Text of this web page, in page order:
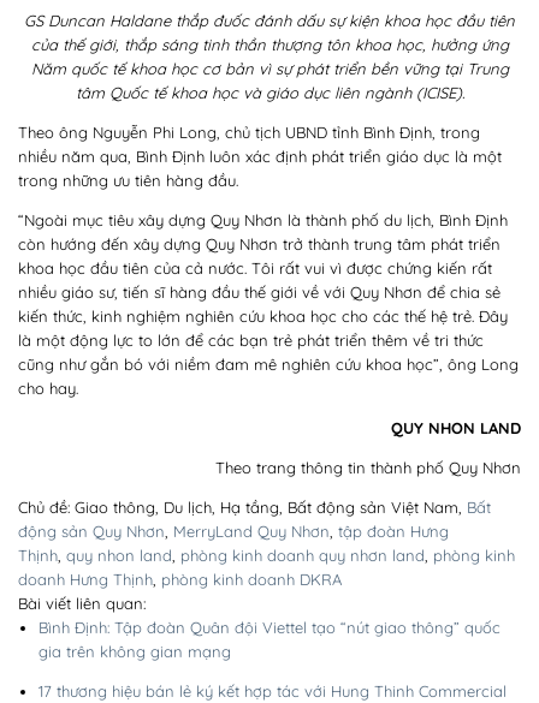
GS Duncan Haldane thắp đuốc đánh dấu sự kiện khoa học đầu tiên
của thế giới, thắp sáng tinh thần thượng tôn khoa học, hưởng ứng
Năm quốc tế khoa học cơ bản vì sự phát triển bền vững tại Trung
tâm Quốc tế khoa học và giáo dục liên ngành (ICISE).
Theo ông Nguyễn Phi Long, chủ tịch UBND tỉnh Bình Định, trong
nhiều năm qua, Bình Định luôn xác định phát triển giáo dục là một
trong những ưu tiên hàng đầu.
“Ngoài mục tiêu xây dựng Quy Nhơn là thành phố du lịch, Bình Định
còn hướng đến xây dựng Quy Nhơn trở thành trung tâm phát triển
khoa học đầu tiên của cả nước. Tôi rất vui vì được chứng kiến rất
nhiều giáo sư, tiến sĩ hàng đầu thế giới về với Quy Nhơn để chia sẻ
kiến thức, kinh nghiệm nghiên cứu khoa học cho các thế hệ trẻ. Đây
là một động lực to lớn để các bạn trẻ phát triển thêm về tri thức
cũng như gắn bó với niềm đam mê nghiên cứu khoa học”, ông Long
cho hay.
QUY NHON LAND
Theo trang thông tin thành phố Quy Nhơn
Chủ đề: Giao thông, Du lịch, Hạ tầng, Bất động sản Việt Nam, Bất
động sản Quy Nhơn MerryLand Quy Nhơn tập đoàn Hưng
Thịnh quy nhon land phòng kinh doanh quy nhơn land phòng kinh
doanh Hưng Thịnh phòng kinh doanh DKRA
Bài viết liên quan:
Bình Định: Tập đoàn Quân đội Viettel tạo “nút giao thông” quốc
gia trên không gian mạng
17 thương hiệu bán lẻ ký kết hợp tác với Hung Thinh Commercial